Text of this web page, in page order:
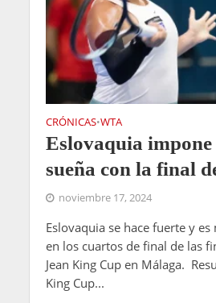
CRÓNICAS•WTA
Eslovaquia impone
sueña con la final
noviembre 17, 2024
Eslovaquia se hace fuerte y
en los cuartos de final de las
Jean King Cup en Málaga.
King Cup...